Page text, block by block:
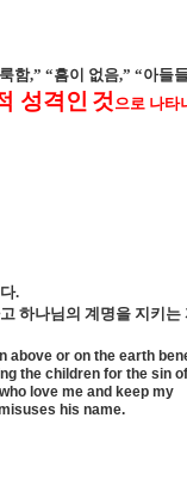
함,” “흠이 없음,” “아들
성격인 것 으로 나타
.
하나님의 계명을 지키는
above or on the earth
the children for the sin
love me and keep my
his name.